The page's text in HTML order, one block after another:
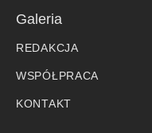
Galeria
REDAKCJA
WSPÓŁPRACA
KONTAKT